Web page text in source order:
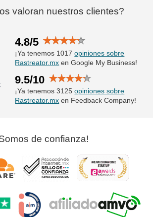
valoran nuestros clientes?
4.8/5
¡Ya tenemos 1017opiniones sobre
Rastreator.mx en Google My Business!
9.5/10
¡Ya tenemos 3125opiniones sobre
Rastreator.mx en Feedback Company!
de confianza!